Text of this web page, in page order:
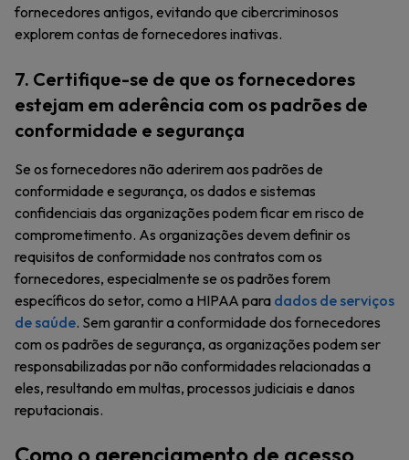
fornecedores antigos, evitando que cibercriminosos
explorem contas de fornecedores inativas.
7. Certifique-se de que os fornecedores
estejam em aderência com os padrões de
conformidade e segurança
Se os fornecedores não aderirem aos padrões de
conformidade e segurança, os dados e sistemas
confidenciais das organizações podem ficar em risco de
comprometimento. As organizações devem definir os
requisitos de conformidade nos contratos com os
fornecedores, especialmente se os padrões forem
específicos do setor, como a HIPAA para dados de serviços
de saúde. Sem garantir a conformidade dos fornecedores
com os padrões de segurança, as organizações podem ser
responsabilizadas por não conformidades relacionadas a
eles, resultando em multas, processos judiciais e danos
reputacionais.
Como o gerenciamento de acesso